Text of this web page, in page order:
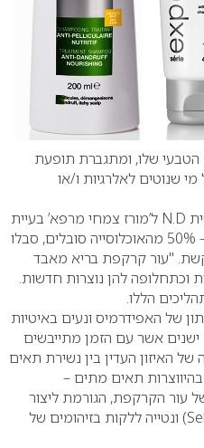
הטבעי שלו, ומתגברת תופעת
שנוטים לאלרגיות ו/או
N.D ל’מורז צמחי מרפא’ בעיית
הקשקשת שכיחה מאד: לדבריה כ – 50% מהאוכלוסייה סובלים, סבלו
"עור קרקפת בריא מאבד
וכתחלופה להן נוצרות חדשות.
הללו.
של האפידרמיס ונעים באיטיות
אשר עם הזמן מתייבשים
האיזון העדין בין נשירת תאים
תאים מתים –
עור הקרקפת, הגורמת ליצור
) ונטייה ללקות בזיהומים של